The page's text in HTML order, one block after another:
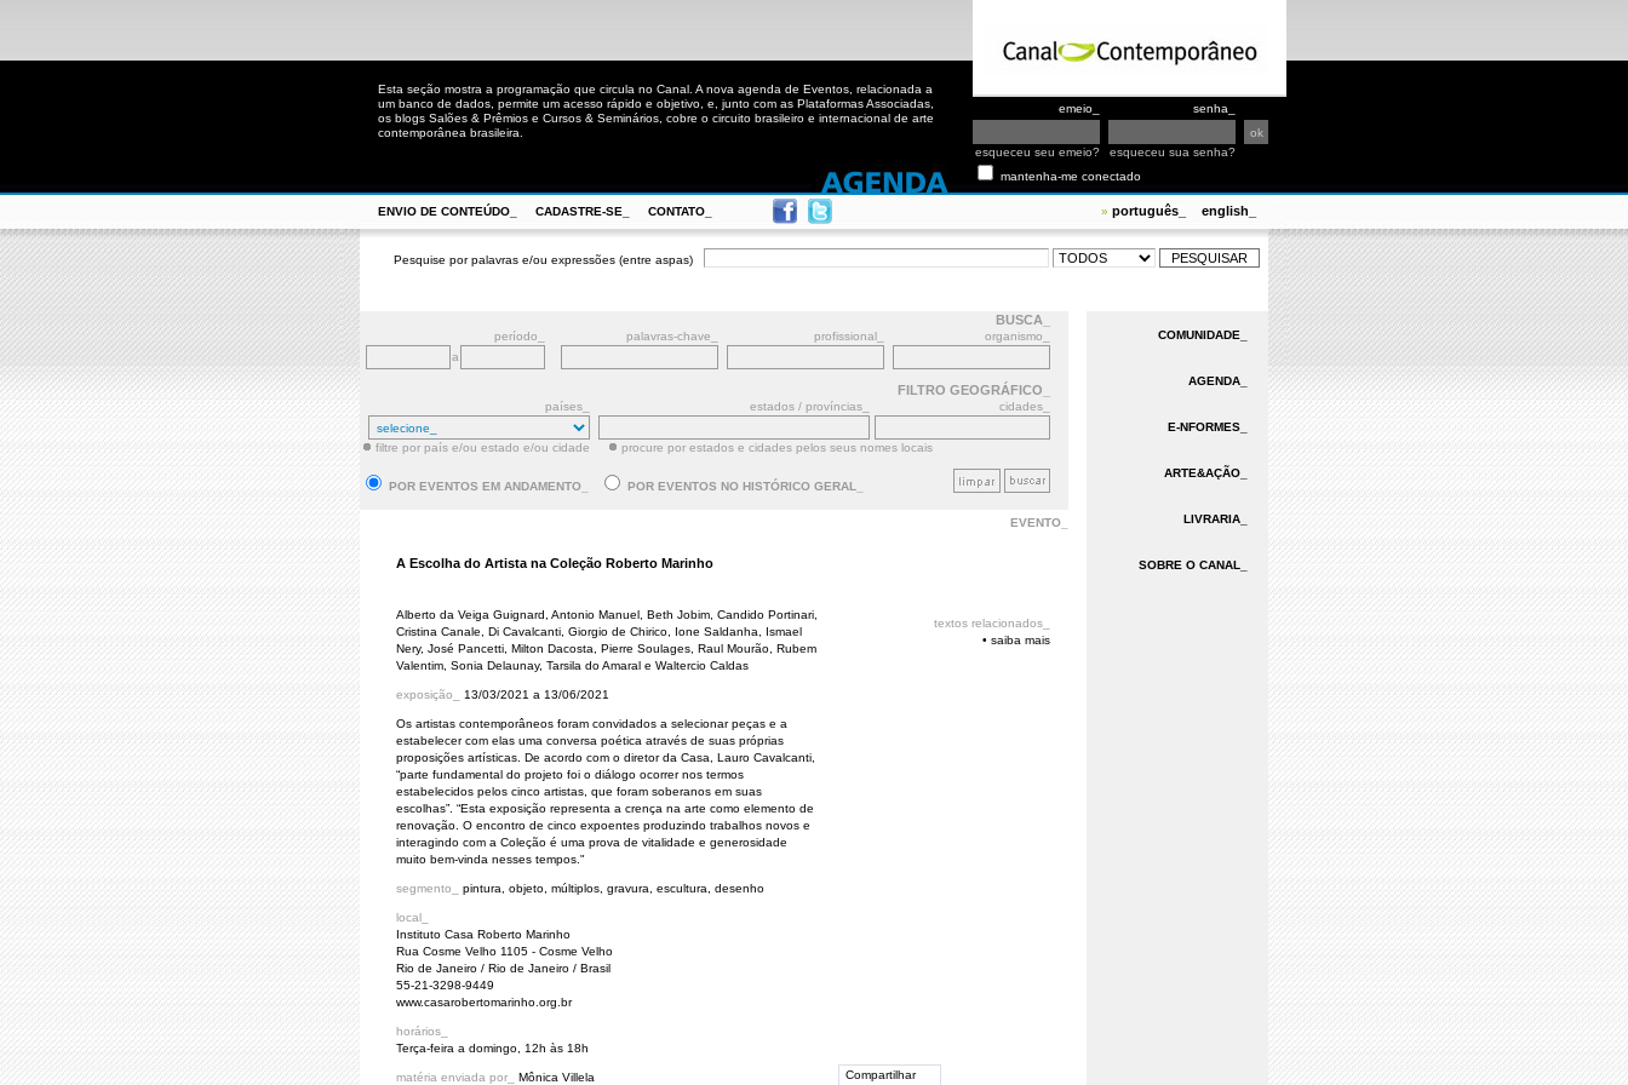
Esta seção mostra a programação que circula no Canal. A nova agenda de Eventos, relacionada a
um banco de dados, permite um acesso rápido e objetivo, e, junto com as Plataformas Associadas,
os blogs Salões & Prêmios e Cursos & Seminários, cobre o circuito brasileiro e internacional de arte
contemporânea brasileira.
emeio_ senha_
esqueceu seu emeio?
esqueceu sua senha?
mantenha-me conectado
ENVIO DE CONTEÚDO_ CADASTRE-SE_ CONTATO_ » português_ english_
Pesquise por palavras e/ou expressões (entre aspas)
BUSCA_
período_ palavras-chave_ profissional_
organismo_
a
FILTRO GEOGRÁFICO_
países_ estados / províncias_ cidades_
filtre por país e/ou estado e/ou cidade procure por estados e cidades pelos seus nomes locais
POR EVENTOS EM ANDAMENTO_ POR EVENTOS NO HISTÓRICO GERAL_
EVENTO_
A Escolha do Artista na Coleção Roberto Marinho
Alberto da Veiga Guignard, Antonio Manuel, Beth Jobim, Candido Portinari,
Cristina Canale, Di Cavalcanti, Giorgio de Chirico, Ione Saldanha, Ismael
Nery, José Pancetti, Milton Dacosta, Pierre Soulages, Raul Mourão, Rubem
Valentim, Sonia Delaunay, Tarsila do Amaral e Waltercio Caldas
exposição_ 13/03/2021 a 13/06/2021
Os artistas contemporâneos foram convidados a selecionar peças e a
estabelecer com elas uma conversa poética através de suas próprias
proposições artísticas. De acordo com o diretor da Casa, Lauro Cavalcanti,
“parte fundamental do projeto foi o diálogo ocorrer nos termos
estabelecidos pelos cinco artistas, que foram soberanos em suas
escolhas”. “Esta exposição representa a crença na arte como elemento de
renovação. O encontro de cinco expoentes produzindo trabalhos novos e
interagindo com a Coleção é uma prova de vitalidade e generosidade
muito bem-vinda nesses tempos."
segmento_ pintura, objeto, múltiplos, gravura, escultura, desenho
local_
Instituto Casa Roberto Marinho
Rua Cosme Velho 1105 - Cosme Velho
Rio de Janeiro / Rio de Janeiro / Brasil
55-21-3298-9449
www.casarobertomarinho.org.br
horários_
Terça-feira a domingo, 12h às 18h
matéria enviada por_ Mônica Villela
textos relacionados_
• saiba mais
Compartilhar
COMUNIDADE_
AGENDA_
E-NFORMES_
ARTE&AÇÃO_
LIVRARIA_
SOBRE O CANAL_